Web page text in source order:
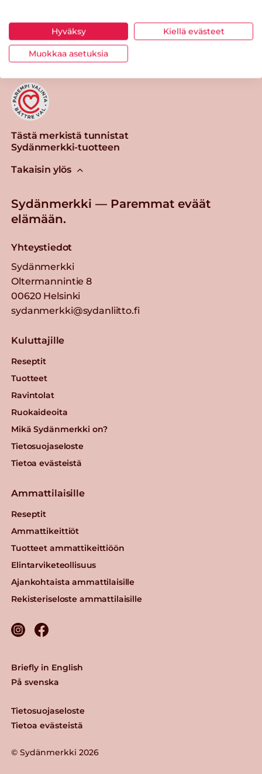
Tulosta sivu Jaa tuote
Tästä merkistä tunnistat
Sydänmerkki-tuotteen
Takaisin ylös
Sydänmerkki — Paremmat eväät
elämään.
Yhteystiedot
Sydänmerkki
Oltermannintie 8
00620 Helsinki
sydanmerkki@sydanliitto.fi
Kuluttajille
Reseptit
Tuotteet
Ravintolat
Ruokaideoita
Mikä Sydänmerkki on?
Tietosuojaseloste
Tietoa evästeistä
Ammattilaisille
Reseptit
Ammattikeittiöt
Tuotteet ammattikeittiöön
Elintarviketeollisuus
Ajankohtaista ammattilaisille
Rekisteriseloste ammattilaisille
© Sydänmerkki 2026
Tietosuojaseloste
Tietoa evästeistä
Briefly in English
På svenska
Hyväksy Kiellä evästeet
Muokkaa asetuksia